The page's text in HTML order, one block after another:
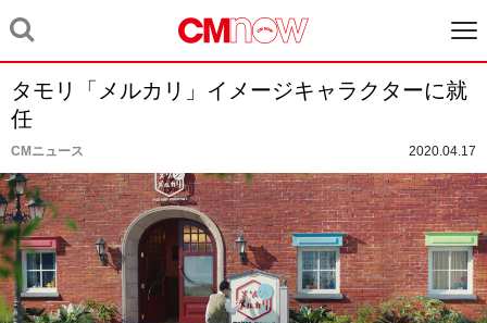
タモリ「メルカリ」イメージキャラクターに就
任
CMニュース 2020.04.17